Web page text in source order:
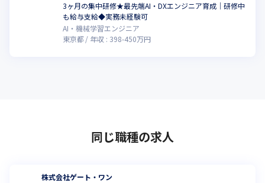
3ヶ月の集中研修★最先端AI・DXエンジニア育成｜研修中
も給与支給◆実務未経験可
AI・機械学習エンジニア
東京都
年収 : 398-450万円
同じ職種の求人
株式会社ゲート・ワン